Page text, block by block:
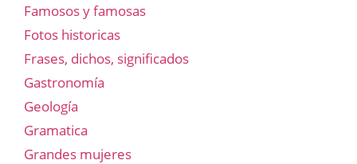
Famosos y famosas
Fotos historicas
Frases, dichos, significados
Gastronomía
Geología
Gramatica
Grandes mujeres